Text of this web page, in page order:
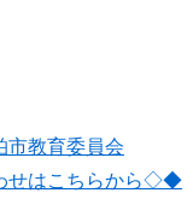
市教育委員会
せはこちらから◇◆